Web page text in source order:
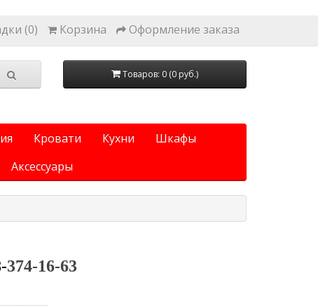
(0) Корзина Оформление заказа
Товаров: 0 (0 руб.)
Кровати Кухни
Шкафы
Аксессуары
374-16-63